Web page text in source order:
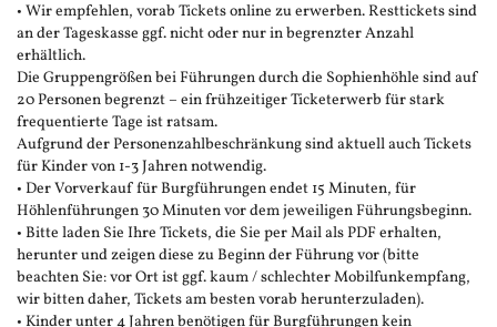
• Wir empfehlen, vorab Tickets online zu erwerben. Resttickets sind
an der Tageskasse ggf. nicht oder nur in begrenzter Anzahl
erhältlich.
Die Gruppengrößen bei Führungen durch die Sophienhöhle sind auf
20 Personen begrenzt – ein frühzeitiger Ticketerwerb für stark
frequentierte Tage ist ratsam.
Aufgrund der Personenzahlbeschränkung sind aktuell auch Tickets
für Kinder von 1-3 Jahren notwendig.
• Der Vorverkauf für Burgführungen endet 15 Minuten, für
Höhlenführungen 30 Minuten vor dem jeweiligen Führungsbeginn.
• Bitte laden Sie Ihre Tickets, die Sie per Mail als PDF erhalten,
herunter und zeigen diese zu Beginn der Führung vor (bitte
beachten Sie: vor Ort ist ggf. kaum / schlechter Mobilfunkempfang,
wir bitten daher, Tickets am besten vorab herunterzuladen).
• Kinder unter 4 Jahren benötigen für Burgführungen kein